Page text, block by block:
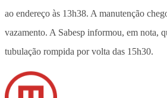
ao endereço às 13h38. A manutenção
vazamento. A Sabesp informou, em nota,
tubulação rompida por volta das 15h30.